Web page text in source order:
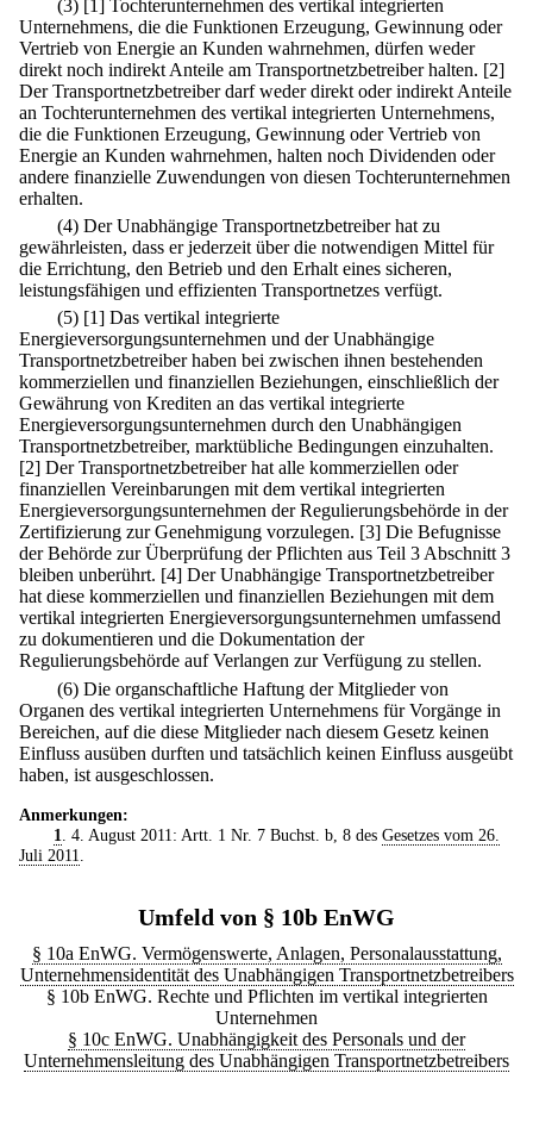
(3) [1] Tochterunternehmen des vertikal integrierten
Unternehmens, die die Funktionen Erzeugung, Gewinnung oder
Vertrieb von Energie an Kunden wahrnehmen, dürfen weder
direkt noch indirekt Anteile am Transportnetzbetreiber halten. [2]
Der Transportnetzbetreiber darf weder direkt oder indirekt Anteile
an Tochterunternehmen des vertikal integrierten Unternehmens,
die die Funktionen Erzeugung, Gewinnung oder Vertrieb von
Energie an Kunden wahrnehmen, halten noch Dividenden oder
andere finanzielle Zuwendungen von diesen Tochterunternehmen
erhalten.
(4) Der Unabhängige Transportnetzbetreiber hat zu
gewährleisten, dass er jederzeit über die notwendigen Mittel für
die Errichtung, den Betrieb und den Erhalt eines sicheren,
leistungsfähigen und effizienten Transportnetzes verfügt.
(5) [1] Das vertikal integrierte
Energieversorgungsunternehmen und der Unabhängige
Transportnetzbetreiber haben bei zwischen ihnen bestehenden
kommerziellen und finanziellen Beziehungen, einschließlich der
Gewährung von Krediten an das vertikal integrierte
Energieversorgungsunternehmen durch den Unabhängigen
Transportnetzbetreiber, marktübliche Bedingungen einzuhalten.
[2] Der Transportnetzbetreiber hat alle kommerziellen oder
finanziellen Vereinbarungen mit dem vertikal integrierten
Energieversorgungsunternehmen der Regulierungsbehörde in der
Zertifizierung zur Genehmigung vorzulegen. [3] Die Befugnisse
der Behörde zur Überprüfung der Pflichten aus Teil 3 Abschnitt 3
bleiben unberührt. [4] Der Unabhängige Transportnetzbetreiber
hat diese kommerziellen und finanziellen Beziehungen mit dem
vertikal integrierten Energieversorgungsunternehmen umfassend
zu dokumentieren und die Dokumentation der
Regulierungsbehörde auf Verlangen zur Verfügung zu stellen.
(6) Die organschaftliche Haftung der Mitglieder von
Organen des vertikal integrierten Unternehmens für Vorgänge in
Bereichen, auf die diese Mitglieder nach diesem Gesetz keinen
Einfluss ausüben durften und tatsächlich keinen Einfluss ausgeübt
haben, ist ausgeschlossen.
Anmerkungen:
1
. 4. August 2011: Artt. 1 Nr. 7 Buchst. b, 8 des Gesetzes vom 26.
Juli 2011
Umfeld von § 10b EnWG
§ 10a EnWG. Vermögenswerte, Anlagen, Personalausstattung,
Unternehmensidentität des Unabhängigen Transportnetzbetreibers
§ 10b EnWG. Rechte und Pflichten im vertikal integrierten
Unternehmen
§ 10c EnWG. Unabhängigkeit des Personals und der
Unternehmensleitung des Unabhängigen Transportnetzbetreibers